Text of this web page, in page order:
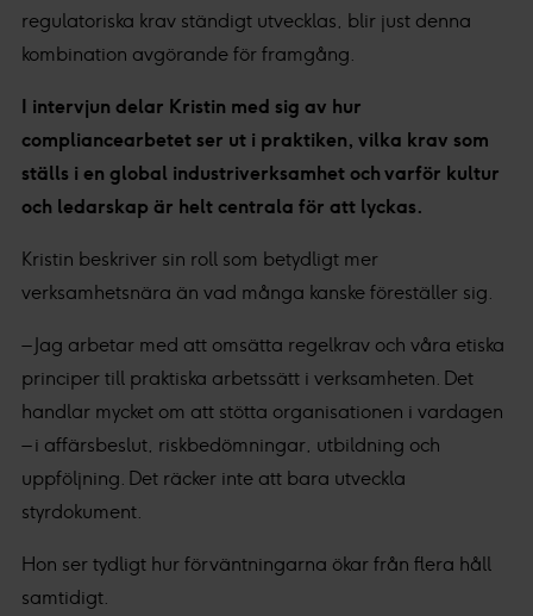
regulatoriska krav ständigt utvecklas, blir just denna
kombination avgörande för framgång.
I intervjun delar Kristin med sig av hur
compliancearbetet ser ut i praktiken, vilka krav som
ställs i en global industriverksamhet och varför kultur
och ledarskap är helt centrala för att lyckas.
Kristin beskriver sin roll som betydligt mer
verksamhetsnära än vad många kanske föreställer sig.
– Jag arbetar med att omsätta regelkrav och våra etiska
principer till praktiska arbetssätt i verksamheten. Det
handlar mycket om att stötta organisationen i vardagen
– i affärsbeslut, riskbedömningar, utbildning och
uppföljning. Det räcker inte att bara utveckla
styrdokument.
Hon ser tydligt hur förväntningarna ökar från flera håll
samtidigt.